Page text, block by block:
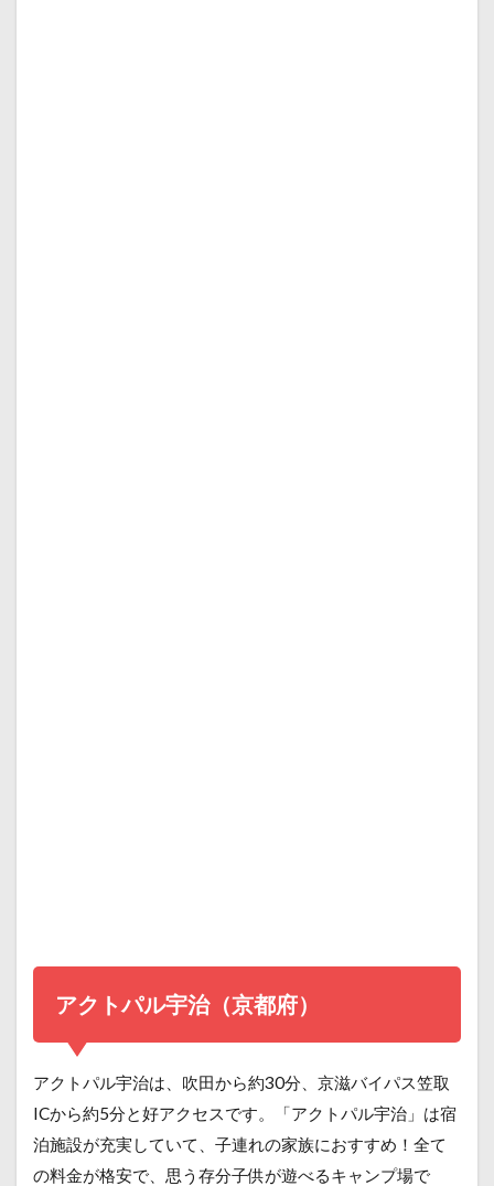
アクトパル宇治（京都府）
アクトパル宇治は、吹田から約30分、京滋バイパス笠取
ICから約5分と好アクセスです。「アクトパル宇治」は宿
泊施設が充実していて、子連れの家族におすすめ！全て
の料金が格安で、思う存分子供が遊べるキャンプ場で